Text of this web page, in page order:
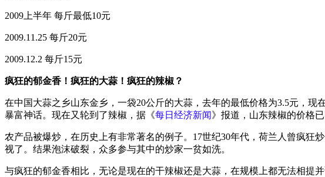
2009上半年 每斤最低10元
2009.11.25 每斤20元
2009.12.2 每斤15元
疯狂的郁金香！疯狂的大蒜！疯狂的辣椒？
在中国大蒜之乡山东金乡，一袋20公斤的大蒜，去年的最低价格为3.5元，
暴富神话。现在又轮到了辣椒，据《每日经济新闻》报道，山东辣椒的价格
农产品被爆炒，在历史上有非常著名的例子。17世纪30年代，荷兰人曾疯狂
视了。结果泡沫破裂，众多参与其中的炒家一贫如洗。
与疯狂的郁金香相比，无论是现在的干辣椒还是大蒜，在规模上都无法相